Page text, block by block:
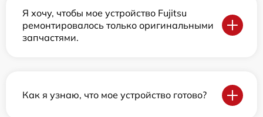
Я хочу, чтобы мое устройство Fujitsu
ремонтировалось только оригинальными
запчастями.
Как я узнаю, что мое устройство готово?